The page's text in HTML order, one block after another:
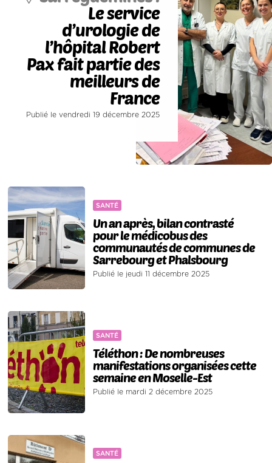
Le service
d’urologie de
l’hôpital Robert
Pax fait partie des
meilleurs de
France
Publié le vendredi 19 décembre 2025
SANTÉ
Un an après, bilan contrasté
pour le médicobus des
communautés de communes de
Sarrebourg et Phalsbourg
Publié le jeudi 11 décembre 2025
SANTÉ
Téléthon : De nombreuses
manifestations organisées cette
semaine en Moselle-Est
Publié le mardi 2 décembre 2025
SANTÉ